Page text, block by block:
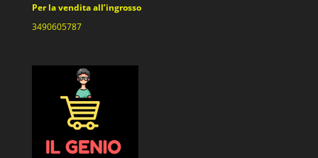
Per la vendita all’ingrosso
3490605787